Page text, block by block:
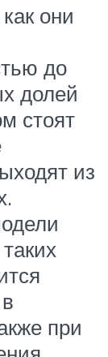
они
до
долей
стоят
из
при